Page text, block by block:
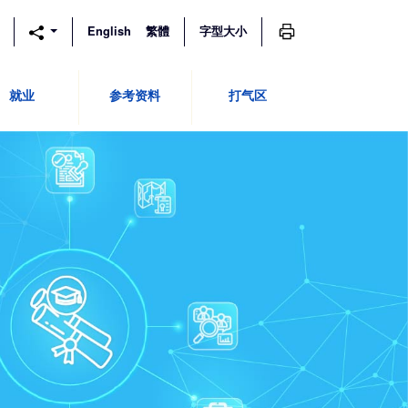
English 繁體 字型大小 列印
就业 参考资料 打气区